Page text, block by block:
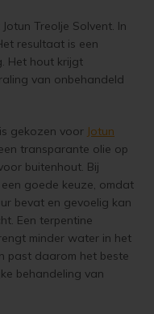
Jotun Treolje Solvent. In
resultaat is een
Het hout krijgt
van onbehandeld
gekozen voor Jotun
transparante olie op
buitenhout. Bij
goede keuze, omdat
bevat en gevoelig kan
Een terpentine
minder water in het
past daarom het beste
behandeling van